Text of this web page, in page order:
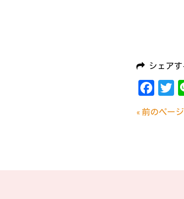
シェアす
« 前のページ